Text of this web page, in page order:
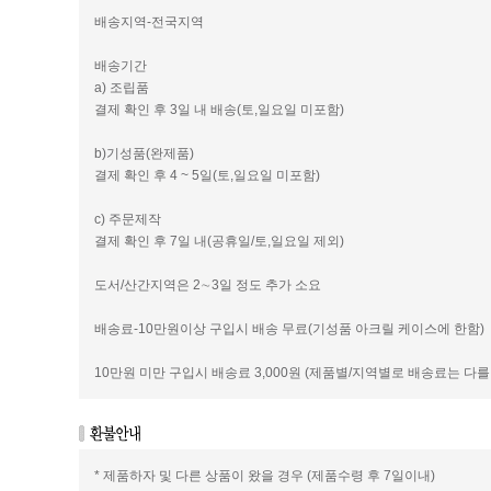
배송지역-전국지역
배송기간
a) 조립품
결제 확인 후 3일 내 배송(토,일요일 미포함)
b)기성품(완제품)
결제 확인 후 4 ~ 5일(토,일요일 미포함)
c) 주문제작
결제 확인 후 7일 내(공휴일/토,일요일 제외)
도서/산간지역은 2∼3일 정도 추가 소요
배송료-10만원이상 구입시 배송 무료(기성품 아크릴 케이스에 한함)
10만원 미만 구입시 배송료 3,000원 (제품별/지역별로 배송료는 다
* 제품하자 및 다른 상품이 왔을 경우 (제품수령 후 7일이내)